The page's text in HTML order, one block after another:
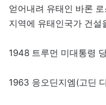
얻어내려 유태인 바론
지역에 유태인국가 건설
1948 트루먼 미대통령
1963 응오딘지엠(고딘